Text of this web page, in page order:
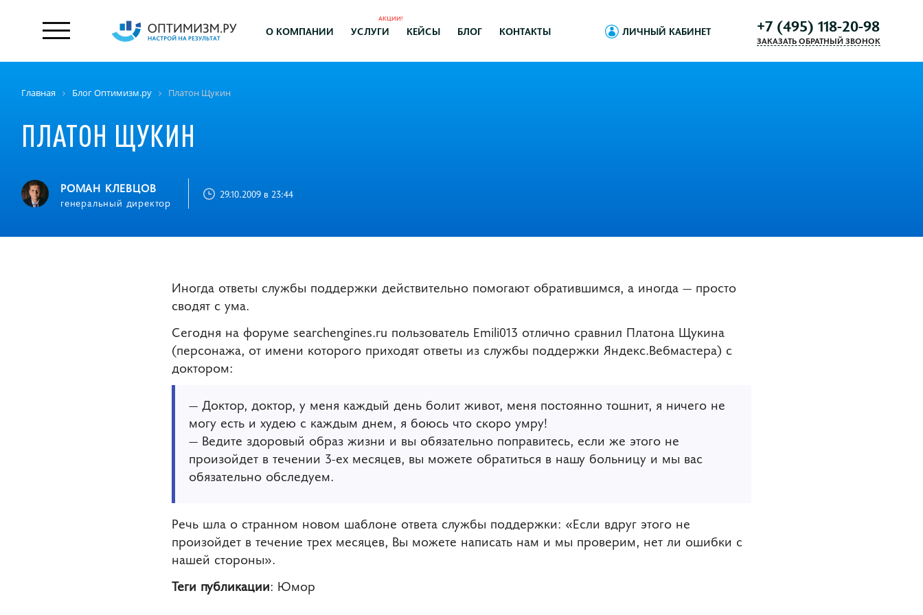
О КОМПАНИИ УСЛУГИ
АКЦИИ!
КЕЙСЫ БЛОГ КОНТАКТЫ ЛИЧНЫЙ КАБИНЕТ +7 (495) 118-20-98
ЗАКАЗАТЬ ОБРАТНЫЙ ЗВОНОК
Главная Блог Оптимизм.ру Платон Щукин
ПЛАТОН ЩУКИН
РОМАН КЛЕВЦОВ
генеральный директор
29.10.2009 в 23:44
Иногда ответы службы поддержки действительно помогают обратившимся, а иногда — просто
сводят с ума.
Сегодня на форуме searchengines.ru пользователь Emili013 отлично сравнил Платона Щукина
(персонажа, от имени которого приходят ответы из службы поддержки Яндекс.Вебмастера) с
доктором:
— Доктор, доктор, у меня каждый день болит живот, меня постоянно тошнит, я ничего не
могу есть и худею с каждым днем, я боюсь что скоро умру!
— Ведите здоровый образ жизни и вы обязательно поправитесь, если же этого не
произойдет в течении 3-ех месяцев, вы можете обратиться в нашу больницу и мы вас
обязательно обследуем.
Речь шла о странном новом шаблоне ответа службы поддержки: «Если вдруг этого не
произойдет в течение трех месяцев, Вы можете написать нам и мы проверим, нет ли ошибки с
нашей стороны».
Теги публикации: Юмор